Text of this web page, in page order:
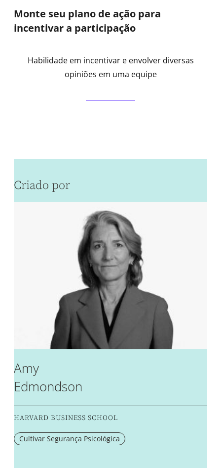
Monte seu plano de ação para
incentivar a participação
Habilidade em incentivar e envolver diversas
opiniões em uma equipe
Criado por
Amy
Edmondson
HARVARD BUSINESS SCHOOL
Cultivar Segurança Psicológica